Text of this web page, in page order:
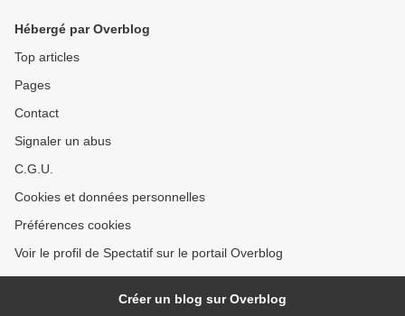
Hébergé par Overblog
Top articles
Pages
Contact
Signaler un abus
C.G.U.
Cookies et données personnelles
Préférences cookies
Voir le profil de Spectatif sur le portail Overblog
Créer un blog sur Overblog